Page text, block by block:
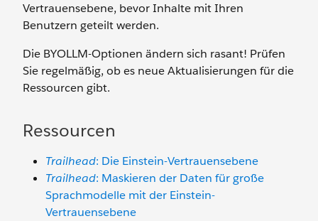
Vertrauensebene, bevor Inhalte mit Ihren
Benutzern geteilt werden.
Die BYOLLM-Optionen ändern sich rasant! Prüfen
Sie regelmäßig, ob es neue Aktualisierungen für die
Ressourcen gibt.
Ressourcen
Trailhead: Die Einstein-Vertrauensebene
Trailhead: Maskieren der Daten für große
Sprachmodelle mit der Einstein-
Vertrauensebene